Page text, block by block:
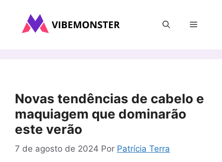
Menu
Novas tendências de cabelo e
maquiagem que dominarão
este verão
7 de agosto de 2024 Por Patrícia Terra